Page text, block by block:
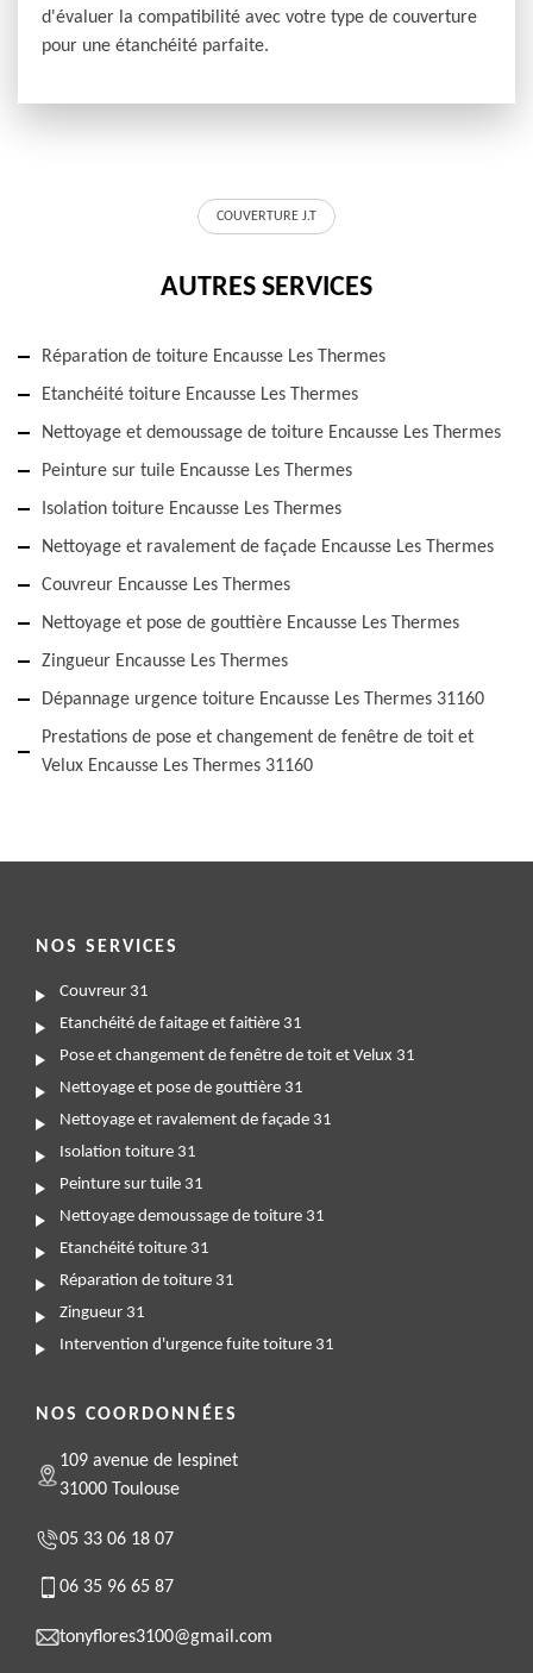
d'évaluer la compatibilité avec votre type de couverture
pour une étanchéité parfaite.
COUVERTURE J.T
AUTRES SERVICES
Réparation de toiture Encausse Les Thermes
Etanchéité toiture Encausse Les Thermes
Nettoyage et demoussage de toiture Encausse Les Thermes
Peinture sur tuile Encausse Les Thermes
Isolation toiture Encausse Les Thermes
Nettoyage et ravalement de façade Encausse Les Thermes
Couvreur Encausse Les Thermes
Nettoyage et pose de gouttière Encausse Les Thermes
Zingueur Encausse Les Thermes
Dépannage urgence toiture Encausse Les Thermes 31160
Prestations de pose et changement de fenêtre de toit et
Velux Encausse Les Thermes 31160
NOS SERVICES
Couvreur 31
Etanchéité de faitage et faitière 31
Pose et changement de fenêtre de toit et Velux 31
Nettoyage et pose de gouttière 31
Nettoyage et ravalement de façade 31
Isolation toiture 31
Peinture sur tuile 31
Nettoyage demoussage de toiture 31
Etanchéité toiture 31
Réparation de toiture 31
Zingueur 31
Intervention d'urgence fuite toiture 31
NOS COORDONNÉES
109 avenue de lespinet
31000 Toulouse
05 33 06 18 07
06 35 96 65 87
tonyflores3100@gmail.com